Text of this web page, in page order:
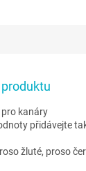
kanáry
přidávejte
žluté, proso